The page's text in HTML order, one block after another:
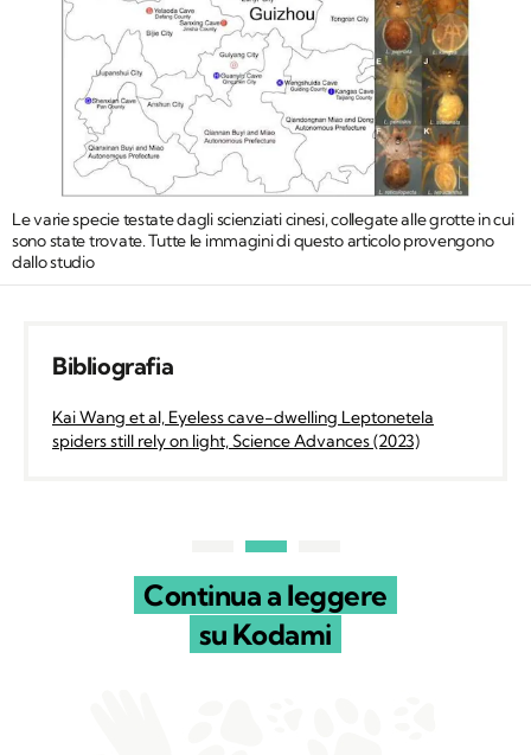
Le varie specie testate dagli scienziati cinesi, collegate alle grotte in cui
sono state trovate. Tutte le immagini di questo articolo provengono
dallo studio
Bibliografia
Kai Wang et al, Eyeless cave-dwelling Leptonetela
spiders still rely on light, Science Advances (2023)
Continua a leggere
su Kodami